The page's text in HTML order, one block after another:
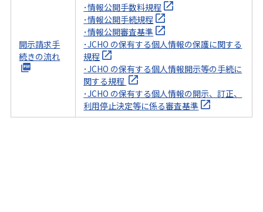
開示請求手
続きの流れ
･情報公開手数料規程
･情報公開手続規程
･情報公開審査基準
･JCHO の保有する個人情報の保護に関する
規程
･JCHO の保有する個人情報開示等の手続に
関する規程
･JCHO の保有する個人情報の開示、訂正、
利用停止決定等に係る審査基準